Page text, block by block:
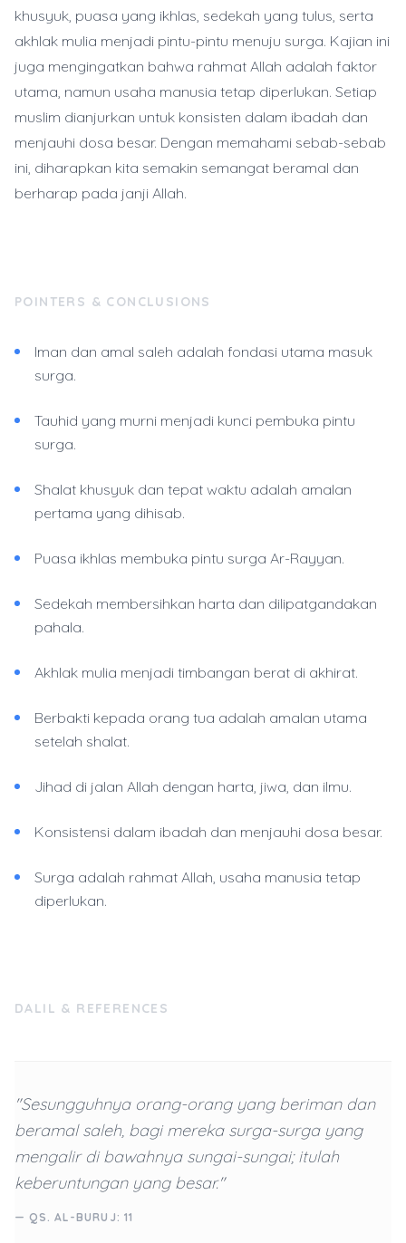
khusyuk, puasa yang ikhlas, sedekah yang tulus, serta
akhlak mulia menjadi pintu-pintu menuju surga. Kajian ini
juga mengingatkan bahwa rahmat Allah adalah faktor
utama, namun usaha manusia tetap diperlukan. Setiap
muslim dianjurkan untuk konsisten dalam ibadah dan
menjauhi dosa besar. Dengan memahami sebab-sebab
ini, diharapkan kita semakin semangat beramal dan
berharap pada janji Allah.
POINTERS & CONCLUSIONS
Iman dan amal saleh adalah fondasi utama masuk
surga.
Tauhid yang murni menjadi kunci pembuka pintu
surga.
Shalat khusyuk dan tepat waktu adalah amalan
pertama yang dihisab.
Puasa ikhlas membuka pintu surga Ar-Rayyan.
Sedekah membersihkan harta dan dilipatgandakan
pahala.
Akhlak mulia menjadi timbangan berat di akhirat.
Berbakti kepada orang tua adalah amalan utama
setelah shalat.
Jihad di jalan Allah dengan harta, jiwa, dan ilmu.
Konsistensi dalam ibadah dan menjauhi dosa besar.
Surga adalah rahmat Allah, usaha manusia tetap
diperlukan.
DALIL & REFERENCES
"Sesungguhnya orang-orang yang beriman dan
beramal saleh, bagi mereka surga-surga yang
mengalir di bawahnya sungai-sungai; itulah
keberuntungan yang besar."
— QS. AL-BURUJ: 11